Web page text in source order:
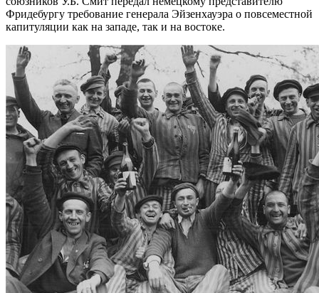
Фридебургу требование генерала Эйзенхауэра о повсеместной
капитуляции как на западе, так и на востоке.